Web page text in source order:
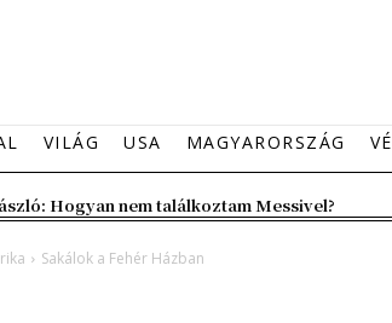
VILÁG USA MAGYARORSZÁG
Hogyan nem találkoztam Messivel?
Sakálok a Fehér Házban